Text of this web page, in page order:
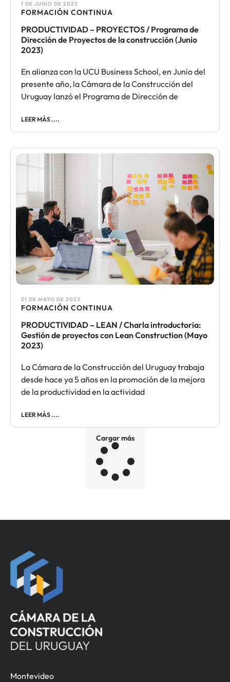
1 DE JUNIO DE 2023
FORMACIÓN CONTINUA​
PRODUCTIVIDAD – PROYECTOS / Programa de
Dirección de Proyectos de la construcción (Junio
2023)
En alianza con la UCU Business School, en Junio del
presente año, la Cámara de la Construcción del
Uruguay lanzó el Programa de Dirección de
LEER MÁS ....
21 DE MAYO DE 2023
FORMACIÓN CONTINUA​
PRODUCTIVIDAD – LEAN / Charla introductoria:
Gestión de proyectos con Lean Construction (Mayo
2023)
La Cámara de la Construcción del Uruguay trabaja
desde hace ya 5 años en la promoción de la mejora
de la productividad en la actividad
LEER MÁS ....
Cargar más
Montevideo